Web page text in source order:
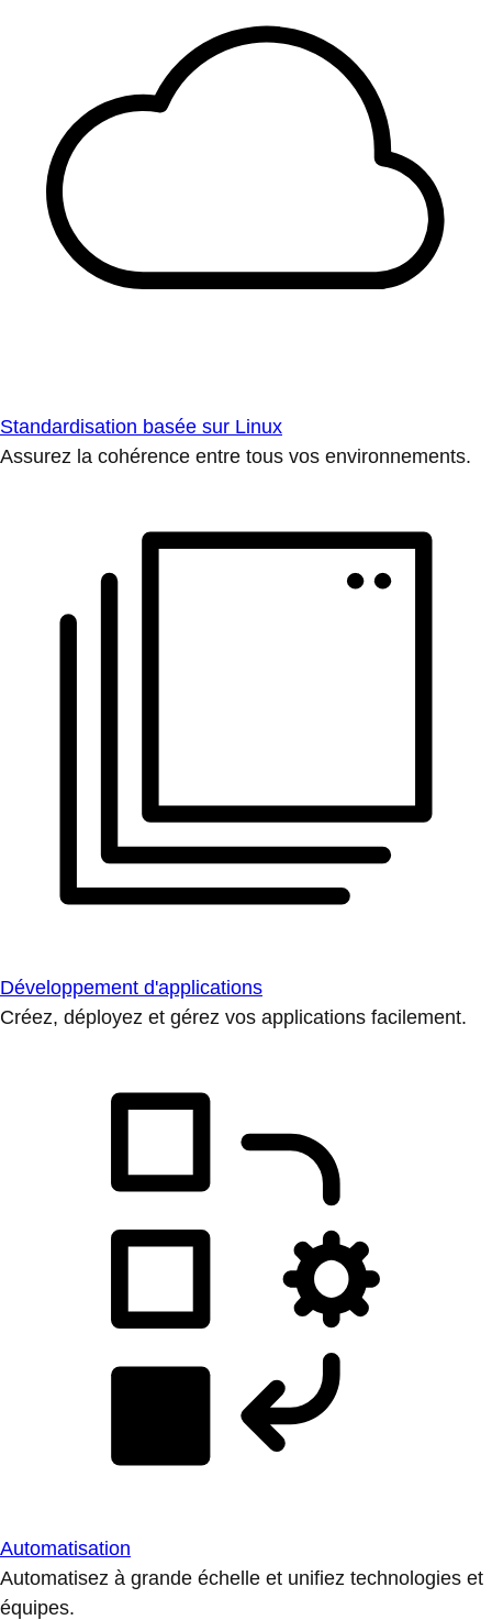
Standardisation basée sur Linux
Assurez la cohérence entre tous vos environnements.
Développement d'applications
Créez, déployez et gérez vos applications facilement.
Automatisation
Automatisez à grande échelle et unifiez technologies et
équipes.